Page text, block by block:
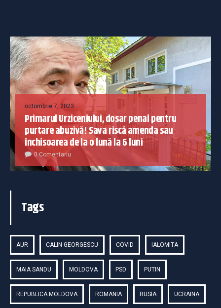
octombrie 7, 2023
Primarul Urziceniului, dosar penal pentru
purtare abuzivă! Sava riscă amenda sau
închisoarea de la o lună la 6 luni
0 Comentariu
Tags
AUR CALIN GEORGESCU COVID IALOMITA
MAIA SANDU MOLDOVA PSD PUTIN
REPUBLICA MOLDOVA ROMANIA RUSIA UCRAINA